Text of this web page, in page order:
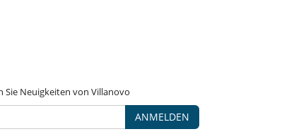
Sie Neuigkeiten von Villanovo
ANMELDEN